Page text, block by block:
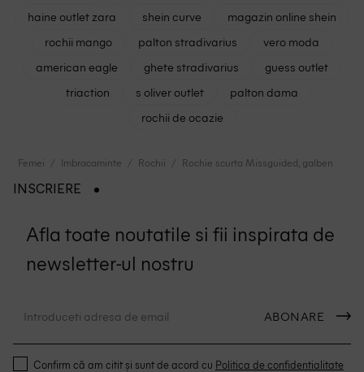
haine outlet zara
shein curve
magazin online shein
rochii mango
palton stradivarius
vero moda
american eagle
ghete stradivarius
guess outlet
triaction
s oliver outlet
palton dama
rochii de ocazie
Femei Imbracaminte Rochii Rochie scurta Missguided, galben
INSCRIERE
Afla toate noutatile si fii inspirata de
newsletter-ul nostru
ABONARE
Confirm că am citit și sunt de acord cu Politica de confidentialitate